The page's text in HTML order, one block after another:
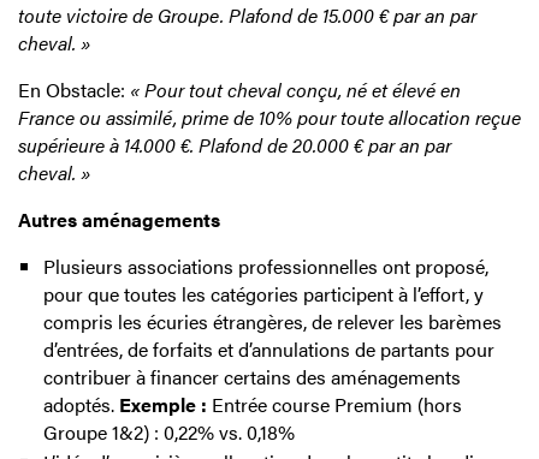
toute victoire de Groupe. Plafond de 15.000 € par an par
cheval. »
En Obstacle: « Pour tout cheval conçu, né et élevé en
France ou assimilé, prime de 10% pour toute allocation reçue
supérieure à 14.000 €. Plafond de 20.000 € par an par
cheval. »
Autres aménagements
Plusieurs associations professionnelles ont proposé,
pour que toutes les catégories participent à l’effort, y
compris les écuries étrangères, de relever les barèmes
d’entrées, de forfaits et d’annulations de partants pour
contribuer à financer certains des aménagements
adoptés. Exemple : Entrée course Premium (hors
Groupe 1&2) : 0,22% vs. 0,18%